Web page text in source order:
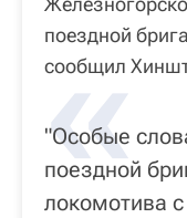
поездной
сообщил
«
"Особые
поездной
локомотива